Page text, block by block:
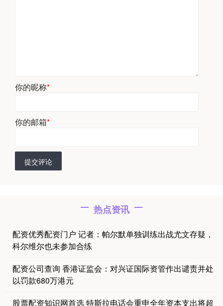
你的昵称*
你的邮箱*
提交评论
热点资讯
配资优秀配资门户 记者：帕尔默单独训练出战尤文存疑，
科尔维尔也未参加合练
配资公司查询 香港证监会：对兴证国际资管作出谴责并处
以罚款680万港元
股票配资知识网首选 特斯拉电话会重申全年资本支出将超